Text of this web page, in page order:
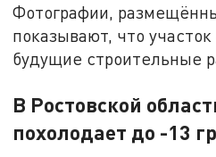
Фотографии,
показывают, что
будущие строительные
В Ростовской
похолодает до -13